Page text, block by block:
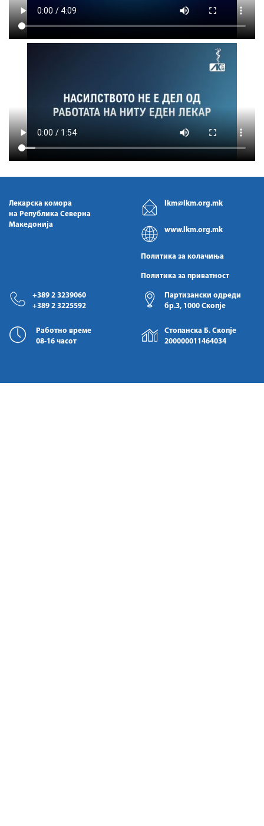
Лекарска комора
на Република Северна
Македонија
lkm@lkm.org.mk
www.lkm.org.mk
Политика за колачиња
Политика за приватност
+389 2 3239060
+389 2 3225592
Партизански одреди
бр.3, 1000 Скопје
Работно време
08-16 часот
Стопанска Б. Скопје
200000011464034